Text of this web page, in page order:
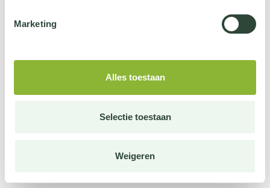
Marketing
Alles toestaan
Selectie toestaan
Weigeren